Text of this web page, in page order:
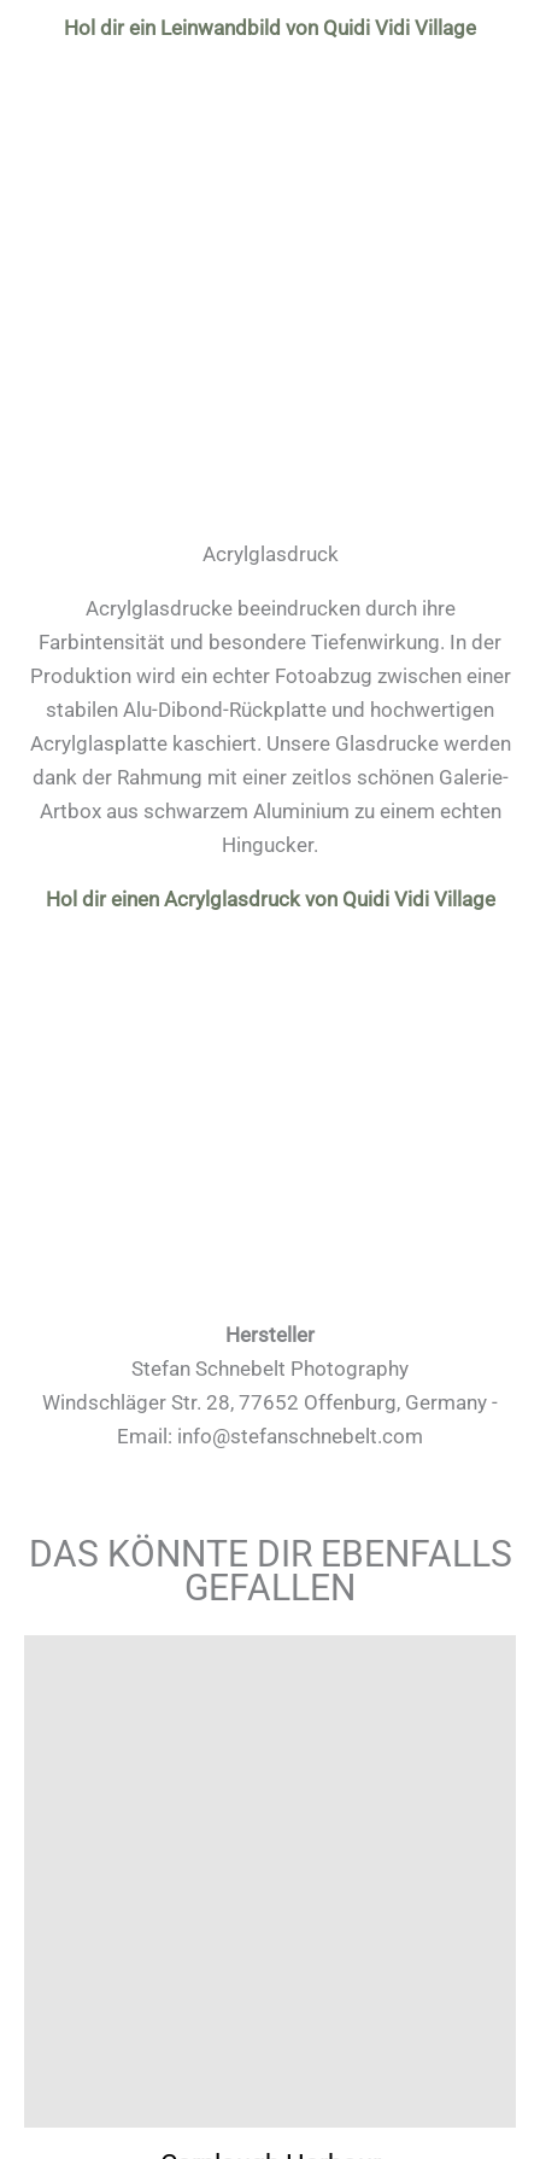
Hol dir ein Leinwandbild von Quidi Vidi Village
Acrylglasdruck
Acrylglasdrucke beeindrucken durch ihre
Farbintensität und besondere Tiefenwirkung. In der
Produktion wird ein echter Fotoabzug zwischen einer
stabilen Alu-Dibond-Rückplatte und hochwertigen
Acrylglasplatte kaschiert. Unsere Glasdrucke werden
dank der Rahmung mit einer zeitlos schönen Galerie-
Artbox aus schwarzem Aluminium zu einem echten
Hingucker.
Hol dir einen Acrylglasdruck von Quidi Vidi Village
Hersteller
Stefan Schnebelt Photography
Windschläger Str. 28, 77652 Offenburg, Germany -
Email: info@stefanschnebelt.com
DAS KÖNNTE DIR EBENFALLS
GEFALLEN